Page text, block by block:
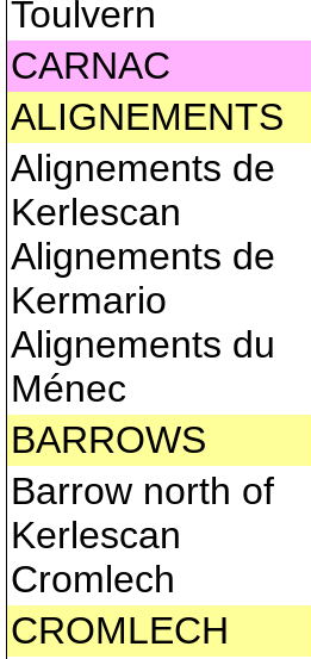
Toulvern
CARNAC
ALIGNEMENTS
Alignements de
Kerlescan
Alignements de
Kermario
Alignements du
Ménec
BARROWS
Barrow north of
Kerlescan
Cromlech
CROMLECH